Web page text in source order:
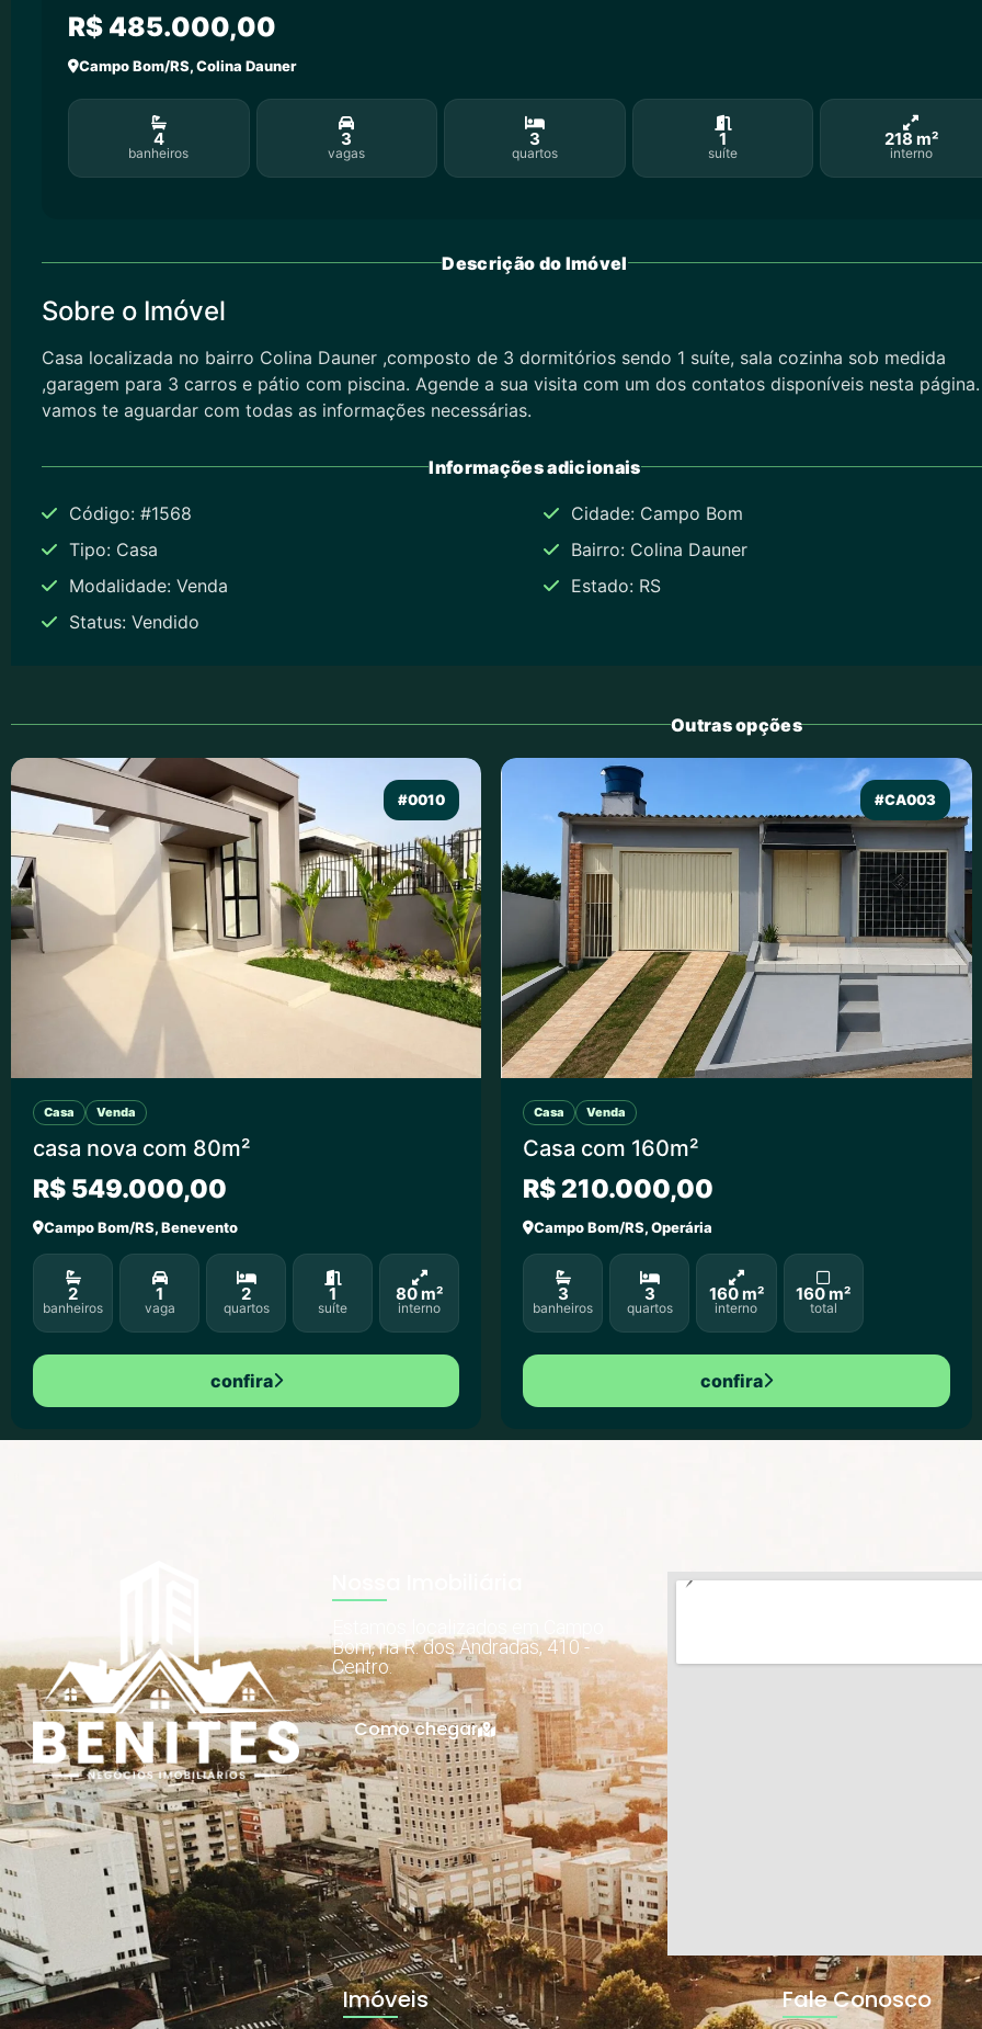
R$ 485.000,00
Campo Bom/RS, Colina Dauner
4
banheiros
3
vagas
3
quartos
1
suíte
218 m²
interno
Descrição do Imóvel
Sobre o Imóvel
Casa localizada no bairro Colina Dauner ,composto de 3 dormitórios sendo 1 suíte, sala cozinha sob medida
,garagem para 3 carros e pátio com piscina. Agende a sua visita com um dos contatos disponíveis nesta
vamos te aguardar com todas as informações necessárias.
Informações adicionais
Código: #1568
Tipo: Casa
Modalidade: Venda
Status: Vendido
Cidade: Campo Bom
Bairro: Colina Dauner
Estado: RS
Outras opções
#0010
Casa Venda
casa nova com 80m²
R$ 549.000,00
Campo Bom/RS, Benevento
2
banheiros
1
vaga
2
quartos
1
suíte
80 m²
interno
confira
#CA003
Casa Venda
Casa com 160m²
R$ 210.000,00
Campo Bom/RS, Operária
3
banheiros
3
quartos
160 m²
interno
160 m²
total
confira
Bom, na R. dos Andradas, 410 -
Centro.
Como chegar
Imóveis Fale Conosco